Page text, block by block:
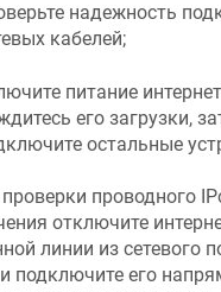
надежность
кабелей;
питание
его загрузки,
остальные
проводного
отключите
линии из сетевого
и подключите его